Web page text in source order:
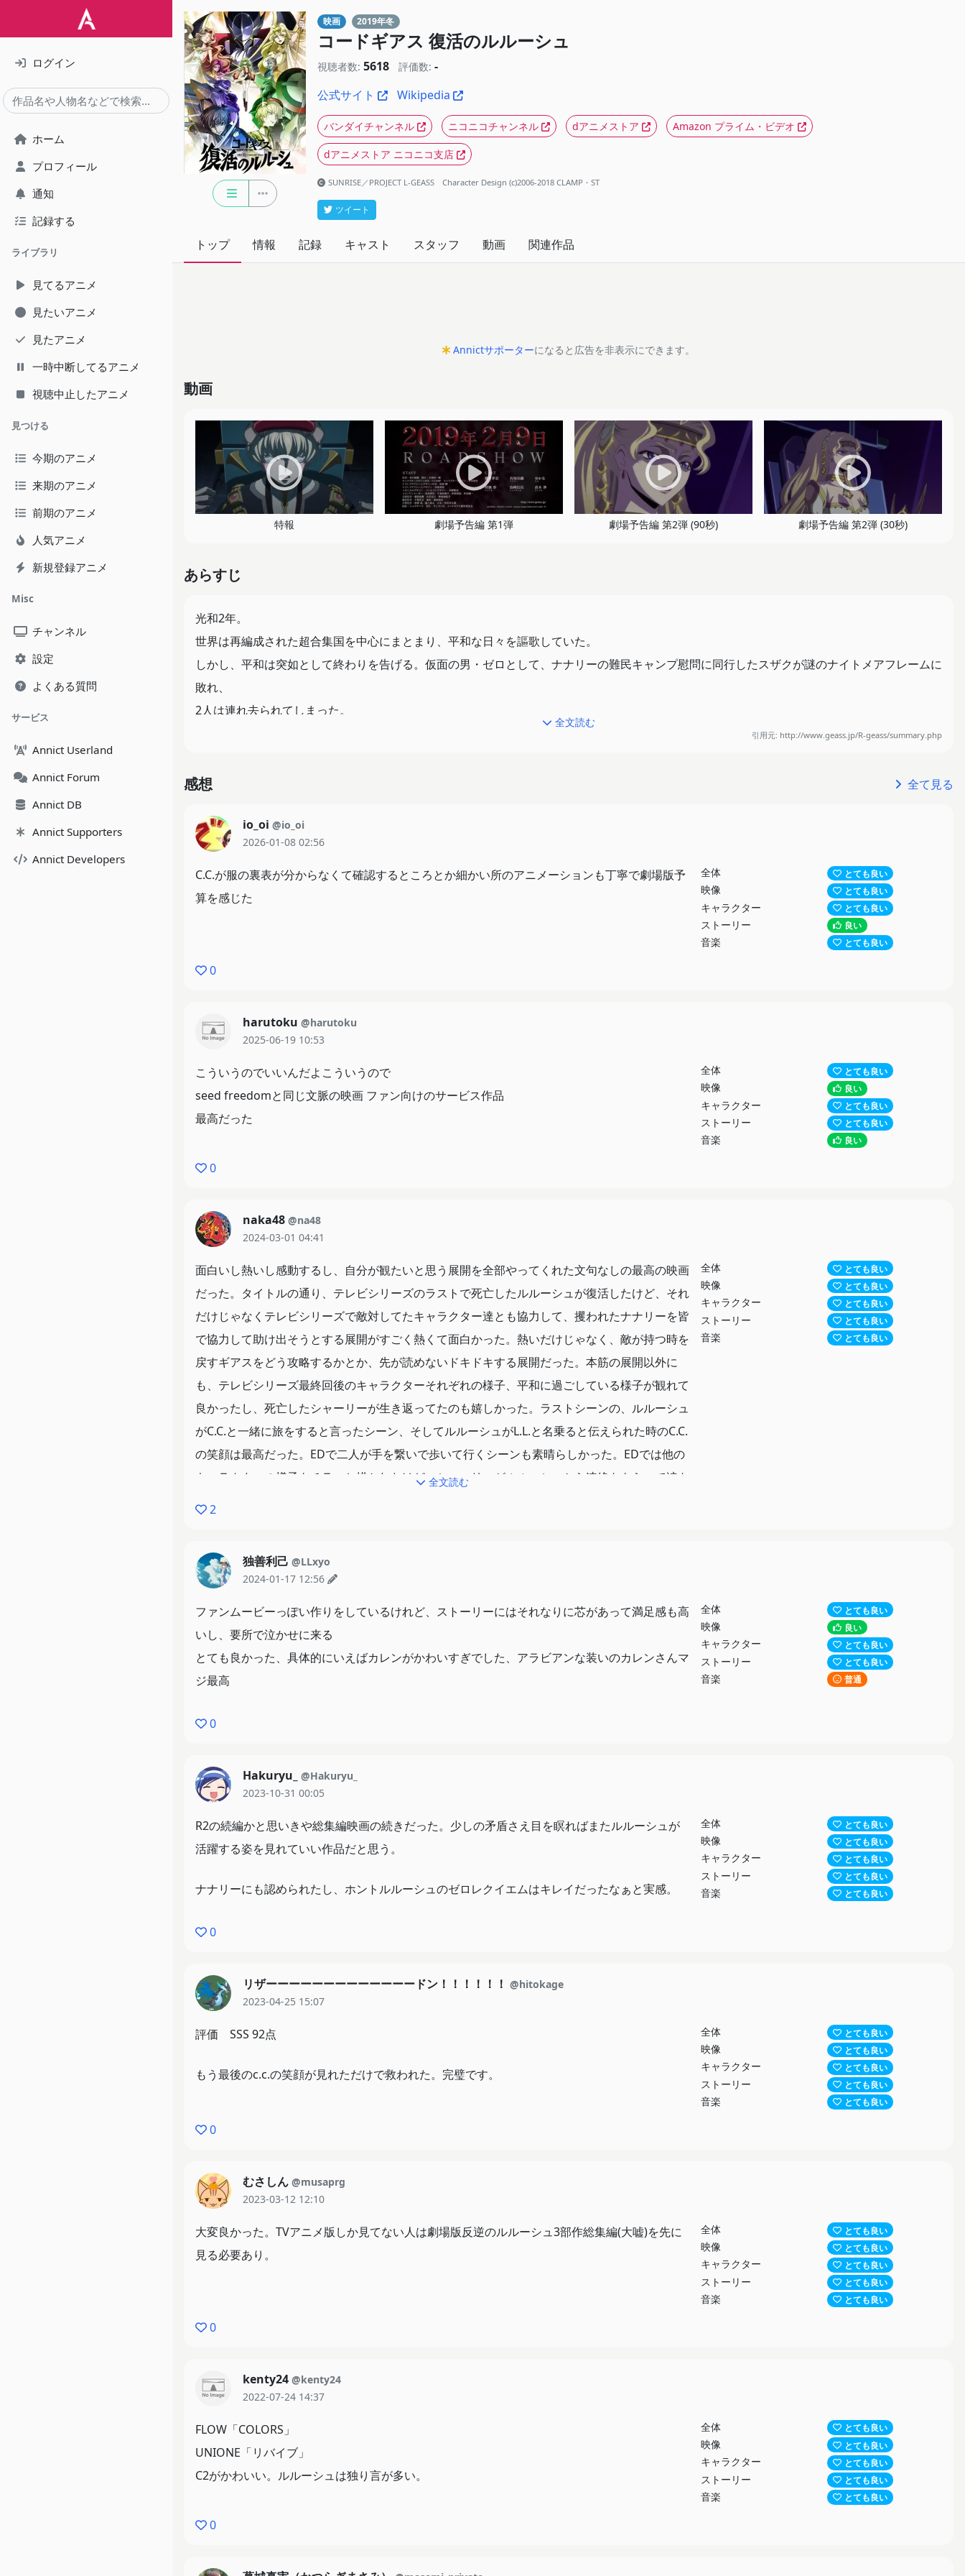
ログイン
ホーム
プロフィール
通知
記録する
ライブラリ
見てるアニメ
見たいアニメ
見たアニメ
一時中断してるアニメ
視聴中止したアニメ
見つける
今期のアニメ
来期のアニメ
前期のアニメ
人気アニメ
新規登録アニメ
Misc
チャンネル
設定
よくある質問
サービス
Annict Userland
Annict Forum
Annict DB
Annict Supporters
Annict Developers
映画 2019年冬
コードギアス 復活のルルーシュ
視聴者数: 5618 評価数: -
公式サイト
Wikipedia
バンダイチャンネル ニコニコチャンネル dアニメストア Amazon プライム・ビデオ
dアニメストア ニコニコ支店
SUNRISE／PROJECT L-GEASS Character Design (c)2006-2018 CLAMP・ST
ツイート
トップ 情報 記録 キャスト スタッフ 動画 関連作品
Annictサポーターになると広告を非表示にできます。
動画
特報 劇場予告編 第1弾 劇場予告編 第2弾 (90秒) 劇場予告編 第2弾 (30秒)
あらすじ
光和2年。
世界は再編成された超合集国を中心にまとまり、平和な日々を謳歌していた。
しかし、平和は突如として終わりを告げる。仮面の男・ゼロとして、ナナリーの難民キャンプ慰問に同行したスザクが謎のナイトメアフレームに
敗れ、
2人は連れ去られてしまった。
シュナイゼルの密命を受け、戦士の国・ジルクスタン王国に潜入したカレン、ロイド、咲世子はそこで、謎のギアスユーザーに襲われる。
かつて神聖ブリタニア帝国の大軍すらも打ち破った無敵の王国を舞台に、人々が描く願いは、希望か絶望か。
果たして、ギアスのことを知るジルクスタン王宮の面々と、C.C.の思惑とは——。
全文読む
引用元: http://www.geass.jp/R-geass/summary.php
感想 全て見る
io_oi @io_oi
2026-01-08 02:56
全体 とても良い
映像 とても良い
キャラクター とても良い
ストーリー 良い
音楽 とても良い
C.C.が服の裏表が分からなくて確認するところとか細かい所のアニメーションも丁寧で劇場版予
算を感じた
0
harutoku @harutoku
2025-06-19 10:53
全体 とても良い
映像 良い
キャラクター とても良い
ストーリー とても良い
音楽 良い
こういうのでいいんだよこういうので
seed freedomと同じ文脈の映画 ファン向けのサービス作品
最高だった
0
naka48 @na48
2024-03-01 04:41
全体 とても良い
映像 とても良い
キャラクター とても良い
ストーリー とても良い
音楽 とても良い
面白いし熱いし感動するし、自分が観たいと思う展開を全部やってくれた文句なしの最高の映画
だった。タイトルの通り、テレビシリーズのラストで死亡したルルーシュが復活したけど、それ
だけじゃなくテレビシリーズで敵対してたキャラクター達とも協力して、攫われたナナリーを皆
で協力して助け出そうとする展開がすごく熱くて面白かった。熱いだけじゃなく、敵が持つ時を
戻すギアスをどう攻略するかとか、先が読めないドキドキする展開だった。本筋の展開以外に
も、テレビシリーズ最終回後のキャラクターそれぞれの様子、平和に過ごしている様子が観れて
良かったし、死亡したシャーリーが生き返ってたのも嬉しかった。ラストシーンの、ルルーシュ
がC.C.と一緒に旅をすると言ったシーン、そしてルルーシュがL.L.と名乗ると伝えられた時のC.C.
の笑顔は最高だった。EDで二人が手を繋いで歩いて行くシーンも素晴らしかった。EDでは他の
キャラクターの様子もチラッと描かれたけど、シャーリーがルルーシュから連絡をもらって涙を
全文読む
2
独善利己 @LLxyo
2024-01-17 12:56
全体 とても良い
映像 良い
キャラクター とても良い
ストーリー とても良い
音楽 普通
ファンムービーっぽい作りをしているけれど、ストーリーにはそれなりに芯があって満足感も高
いし、要所で泣かせに来る
とても良かった、具体的にいえばカレンがかわいすぎでした、アラビアンな装いのカレンさんマ
ジ最高
0
Hakuryu_
@Hakuryu_
2023-10-31 00:05
全体 とても良い
映像 とても良い
キャラクター とても良い
ストーリー とても良い
音楽 とても良い
R2の続編かと思いきや総集編映画の続きだった。少しの矛盾さえ目を瞑ればまたルルーシュが
活躍する姿を見れていい作品だと思う。
ナナリーにも認められたし、ホントルルーシュのゼロレクイエムはキレイだったなぁと実感。
0
リザーーーーーーーーーーーーードン！！！！！！ @hitokage
2023-04-25 15:07
全体 とても良い
映像 とても良い
キャラクター とても良い
ストーリー とても良い
音楽 とても良い
評価 SSS 92点
もう最後のc.c.の笑顔が見れただけで救われた。完璧です。
0
むさしん @musaprg
2023-03-12 12:10
全体 とても良い
映像 とても良い
キャラクター とても良い
ストーリー とても良い
音楽 とても良い
大変良かった。TVアニメ版しか見てない人は劇場版反逆のルルーシュ3部作総集編(大嘘)を先に
見る必要あり。
0
kenty24 @kenty24
2022-07-24 14:37
全体 とても良い
映像 とても良い
キャラクター とても良い
ストーリー とても良い
音楽 とても良い
FLOW「COLORS」
UNIONE「リバイブ」
C2がかわいい。ルルーシュは独り言が多い。
0